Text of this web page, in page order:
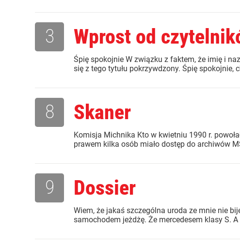
Wprost od
Śpię spokojnie W związku z faktem, że imię i
się z tego tytułu pokrzywdzony. Śpię spokojnie,
3
Skaner
Komisja Michnika Kto w kwietniu 1990 r.
prawem kilka osób miało dostęp do archiwów
8
Dossier
Wiem, że jakaś szczególna uroda ze mnie nie
samochodem jeżdżę. Że mercedesem klasy S.
9